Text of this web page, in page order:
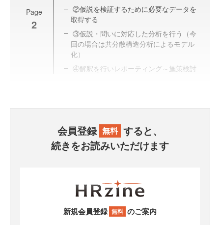
Page
2
②仮説を検証するために必要なデータを
取得する
③仮説・問いに対応した分析を行う（今
回の場合は共分散構造分析によるモデル
化）
④解釈を行いレポーティング～施策検討
会員登録 無料 すると、
続きをお読みいただけます
新規会員登録 無料 のご案内